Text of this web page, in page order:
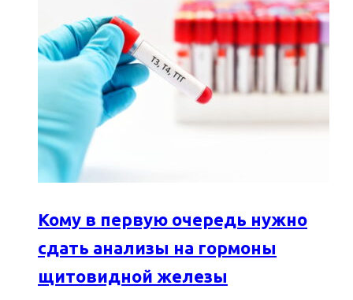
Кому в первую очередь нужно
сдать анализы на гормоны
щитовидной железы